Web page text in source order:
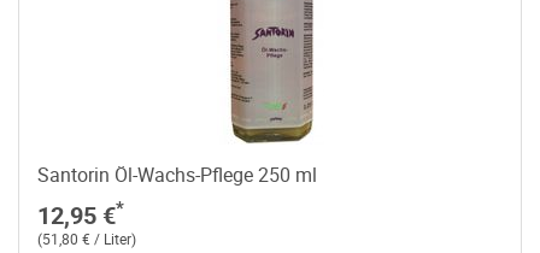
Santorin Öl-Wachs-Pflege 250 ml
12,95 €*
(51,80 € / Liter)